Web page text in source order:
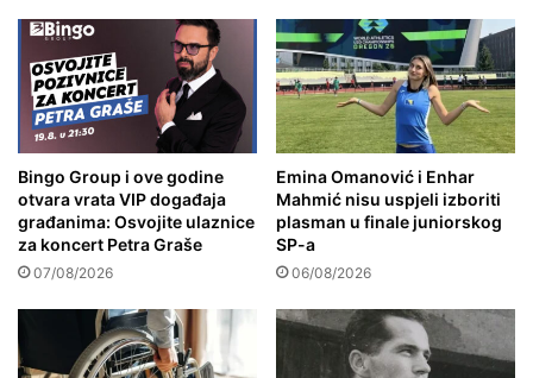
Bingo Group i ove godine
otvara vrata VIP događaja
građanima: Osvojite ulaznice
za koncert Petra Graše
07/08/2026
Emina Omanović i Enhar
Mahmić nisu uspjeli izboriti
plasman u finale juniorskog
SP-a
06/08/2026